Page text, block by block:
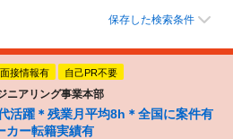
保存した検索条件
面接情報有 自己PR不要
ニアリング事業本部
活躍＊残業月平均8h＊全国に案件有
カー転籍実績有